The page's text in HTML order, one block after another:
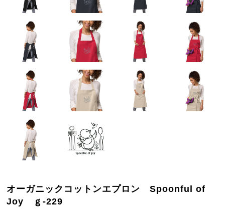
オーガニックコットンエプロン Spoonful of
Joy ｇ-229